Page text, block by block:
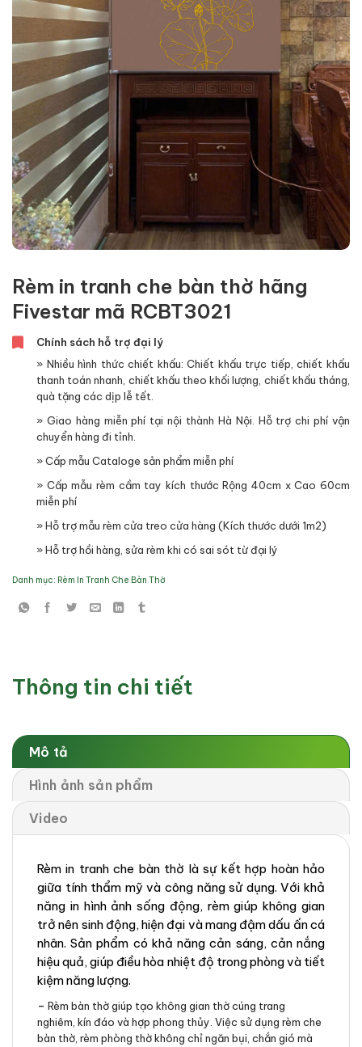
Rèm in tranh che bàn thờ hãng
Fivestar mã RCBT3021
Chính sách hỗ trợ đại lý
» Nhiều hình thức chiết khấu: Chiết khấu trực tiếp, chiết khấu
thanh toán nhanh, chiết khấu theo khối lượng, chiết khấu tháng,
quà tặng các dịp lễ tết.
» Giao hàng miễn phí tại nội thành Hà Nội. Hỗ trợ chi phí vận
chuyển hàng đi tỉnh.
» Cấp mẫu Cataloge sản phẩm miễn phí
» Cấp mẫu rèm cầm tay kích thước Rộng 40cm x Cao 60cm
miễn phí
» Hỗ trợ mẫu rèm cửa treo cửa hàng (Kích thước dưới 1m2)
» Hỗ trợ hồi hàng, sửa rèm khi có sai sót từ đại lý
Danh mục: Rèm In Tranh Che Bàn Thờ
Thông tin chi tiết
Mô tả
Hình ảnh sản phẩm
Video
Rèm in tranh che bàn thờ là sự kết hợp hoàn hảo
giữa tính thẩm mỹ và công năng sử dụng. Với khả
năng in hình ảnh sống động, rèm giúp không gian
trở nên sinh động, hiện đại và mang đậm dấu ấn cá
nhân. Sản phẩm có khả năng cản sáng, cản nắng
hiệu quả, giúp điều hòa nhiệt độ trong phòng và tiết
kiệm năng lượng.
– Rèm bàn thờ giúp tạo không gian thờ cúng trang
nghiêm, kín đáo và hợp phong thủy. Việc sử dụng rèm che
bàn thờ, rèm phòng thờ không chỉ ngăn bụi, chắn gió mà